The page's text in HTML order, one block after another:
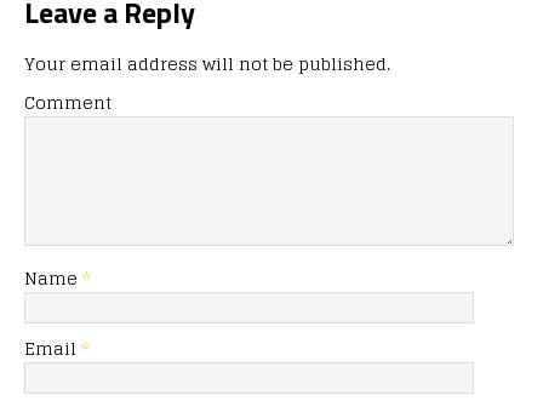
Leave a Reply
Your email address will not be published.
Comment
Name *
Email *